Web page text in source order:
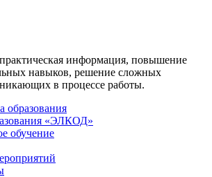
информация, повышение
навыков, решение сложных
в процессе работы.
образования
«ЭЛКОД»
обучение